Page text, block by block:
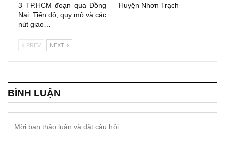
3 TP.HCM đoạn qua Đồng
Nai: Tiến độ, quy mô và các
nút giao…
Huyện Nhơn Trạch
PREV NEXT
BÌNH LUẬN